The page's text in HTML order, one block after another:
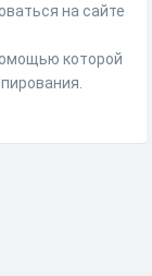
на сайте
которой